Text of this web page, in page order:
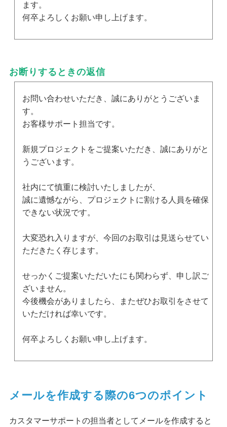
ます。
何卒よろしくお願い申し上げます。
お断りするときの返信
お問い合わせいただき、誠にありがとうございま
す。
お客様サポート担当です。
新規プロジェクトをご提案いただき、誠にありがと
うございます。
社内にて慎重に検討いたしましたが、
誠に遺憾ながら、プロジェクトに割ける人員を確保
できない状況です。
大変恐れ入りますが、今回のお取引は見送らせてい
ただきたく存じます。
せっかくご提案いただいたにも関わらず、申し訳ご
ざいません。
今後機会がありましたら、またぜひお取引をさせて
いただければ幸いです。
何卒よろしくお願い申し上げます。
メールを作成する際の6つのポイント
カスタマーサポートの担当者としてメールを作成すると